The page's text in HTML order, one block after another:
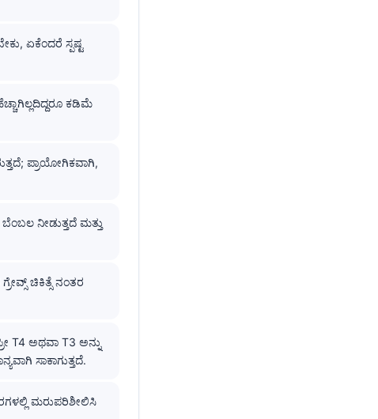
ಏಕೆಂದರೆ ಸ್ಪಷ್ಟ
ಕಡಿಮೆ
ಪ್ರಾಯೋಗಿಕವಾಗಿ,
ನೀಡುತ್ತದೆ ಮತ್ತು
ಚಿಕಿತ್ಸೆ ನಂತರ
T4 ಅಥವಾ T3 ಅನ್ನು
ಸಾಕಾಗುತ್ತದೆ.
ಮರುಪರಿಶೀಲಿಸಿ